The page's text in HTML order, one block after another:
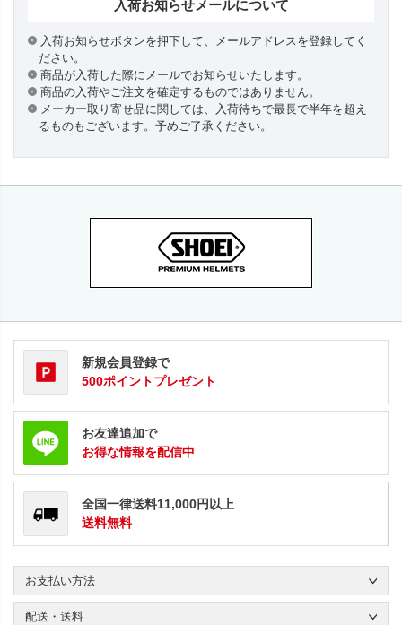
入荷お知らせメールについて
入荷お知らせボタンを押下して、メールアドレスを登録してく
ださい。
商品が入荷した際にメールでお知らせいたします。
商品の入荷やご注文を確定するものではありません。
メーカー取り寄せ品に関しては、入荷待ちで最長で半年を超え
るものもございます。予めご了承ください。
新規会員登録で
500ポイントプレゼント
お友達追加で
お得な情報を配信中
全国一律送料11,000円以上
送料無料
お支払い方法
配送・送料